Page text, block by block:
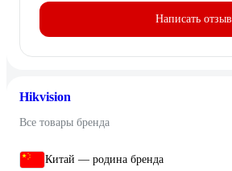
Написать отзыв
Hikvision
Все товары бренда
Китай — родина бренда